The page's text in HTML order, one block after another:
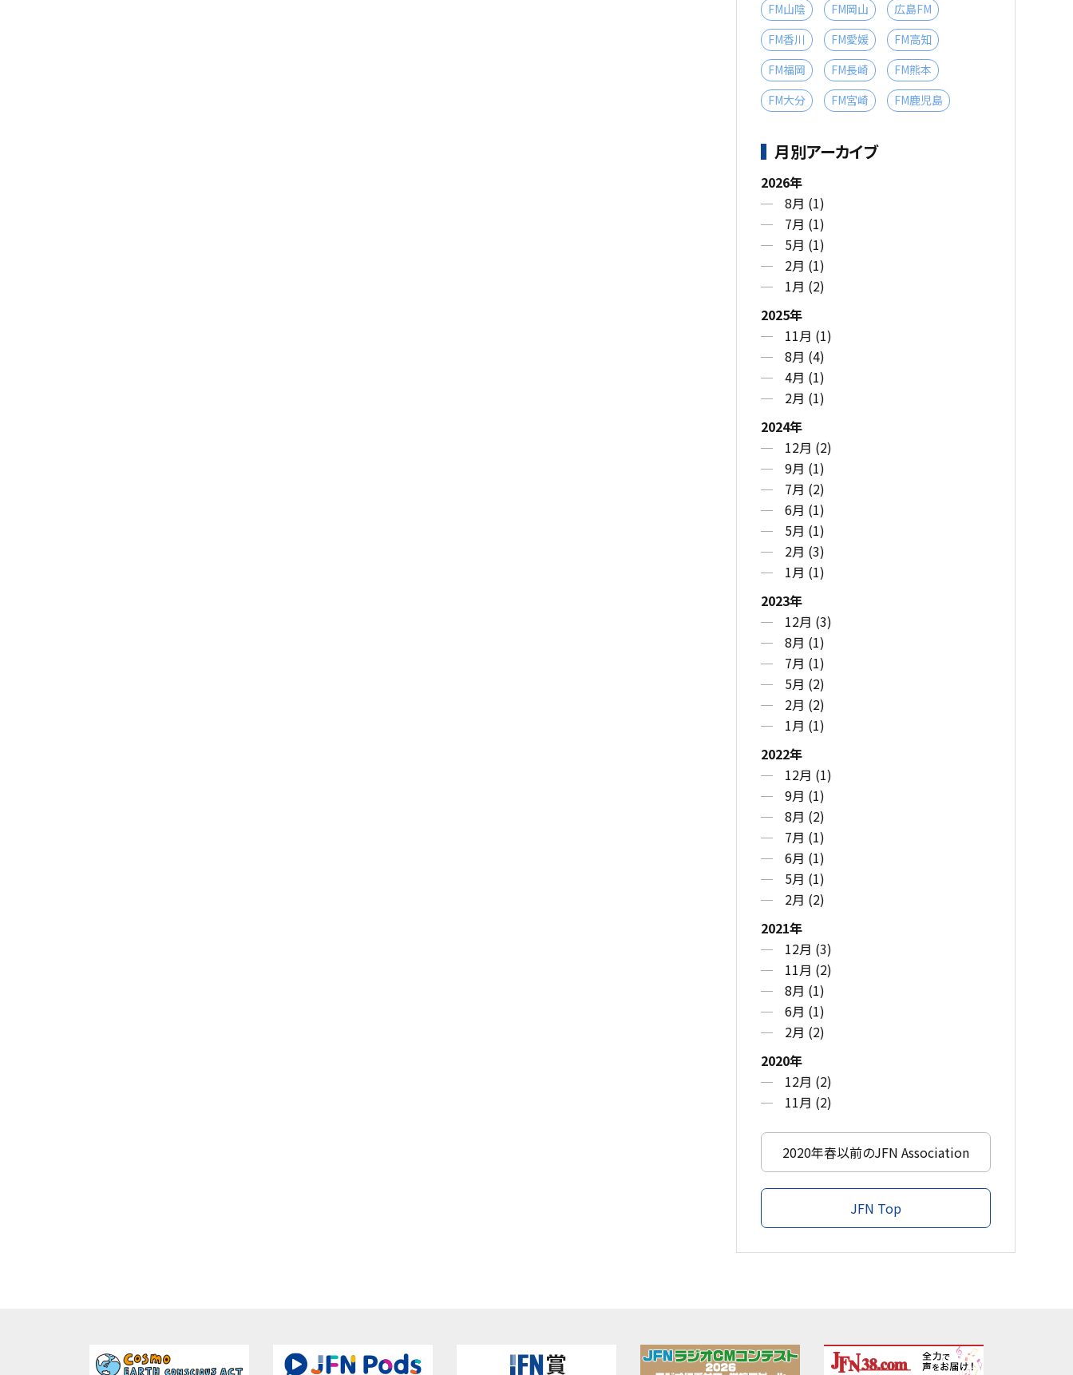
FM山陰
FM岡山
広島FM
FM香川
FM愛媛
FM高知
FM福岡
FM長崎
FM熊本
FM大分
FM宮崎 FM鹿児島
月別アーカイブ
2026年
8月 (1)
7月 (1)
5月 (1)
2月 (1)
1月 (2)
2025年
11月 (1)
8月 (4)
4月 (1)
2月 (1)
2024年
12月 (2)
9月 (1)
7月 (2)
6月 (1)
5月 (1)
2月 (3)
1月 (1)
2023年
12月 (3)
8月 (1)
7月 (1)
5月 (2)
2月 (2)
1月 (1)
2022年
12月 (1)
9月 (1)
8月 (2)
7月 (1)
6月 (1)
5月 (1)
2月 (2)
2021年
12月 (3)
11月 (2)
8月 (1)
6月 (1)
2月 (2)
2020年
12月 (2)
11月 (2)
2020年春以前のJFN Association
JFN Top